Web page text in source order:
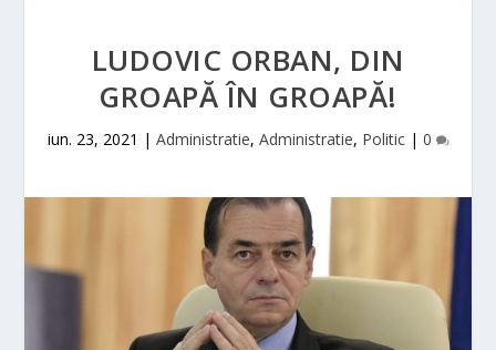
LUDOVIC ORBAN, DIN
GROAPĂ ÎN GROAPĂ!
iun. 23, 2021 | Administratie, Administratie, Politic| 0